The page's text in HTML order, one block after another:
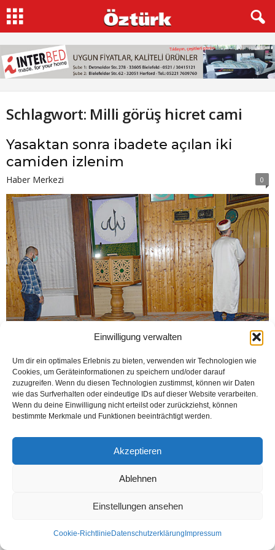
Einwilligung verwalten
Um dir ein optimales Erlebnis zu bieten, verwenden wir Technologien wie
Cookies, um Geräteinformationen zu speichern und/oder darauf
zuzugreifen. Wenn du diesen Technologien zustimmst, können wir Daten
wie das Surfverhalten oder eindeutige IDs auf dieser Website verarbeiten.
Wenn du deine Einwilligung nicht erteilst oder zurückziehst, können
bestimmte Merkmale und Funktionen beeinträchtigt werden.
Akzeptieren
Ablehnen
Einstellungen ansehen
Cookie-Richtlinie Datenschutzerklärung Impressum
Schlagwort: Milli görüş hicret cami
Yasaktan sonra ibadete açılan iki
camiden izlenim
Haber Merkezi 0
Korona vürüs salgını sonrası tedbir amaçlı kapatılan camilerin bir kısmı 9 Mayıs
2020 Cumartesi açıldı. Öğle namazanında Brackwede‘deki DİTİB Vatan
Cami‘ye, ikindi namazında da...
Weiterlesen
Datenschutzerklärung